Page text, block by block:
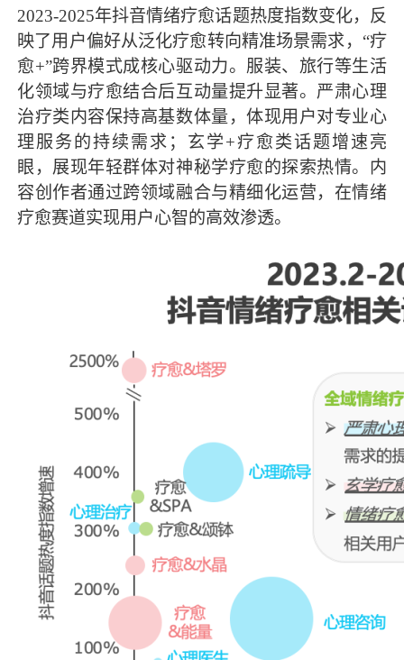
2023-2025年抖音情绪疗愈话题热度指数变化，反
映了用户偏好从泛化疗愈转向精准场景需求，“疗
愈+”跨界模式成核心驱动力。服装、旅行等生活
化领域与疗愈结合后互动量提升显著。严肃心理
治疗类内容保持高基数体量，体现用户对专业心
理服务的持续需求；玄学+疗愈类话题增速亮
眼，展现年轻群体对神秘学疗愈的探索热情。内
容创作者通过跨领域融合与精细化运营，在情绪
疗愈赛道实现用户心智的高效渗透。